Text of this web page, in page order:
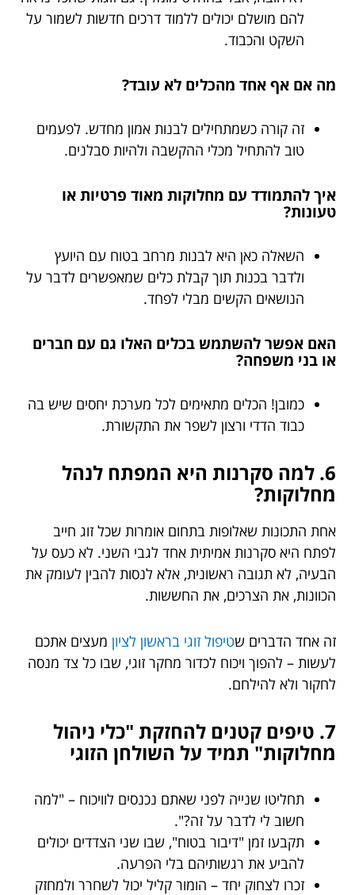
להם מושלם יכולים ללמוד דרכים חדשות לשמור על
השקט והכבוד.
מה אם אף אחד מהכלים לא עובד?
זה קורה כשמתחילים לבנות אמון מחדש. לפעמים
טוב להתחיל מכלי ההקשבה ולהיות סבלנים.
איך להתמודד עם מחלוקות מאוד פרטיות או
טעונות?
השאלה כאן היא לבנות מרחב בטוח עם היועץ
ולדבר בכנות תוך קבלת כלים שמאפשרים לדבר על
הנושאים הקשים מבלי לפחד.
האם אפשר להשתמש בכלים האלו גם עם חברים
או בני משפחה?
כמובן! הכלים מתאימים לכל מערכת יחסים שיש בה
כבוד הדדי ורצון לשפר את התקשורת.
6. למה סקרנות היא המפתח לנהל
מחלוקות?
אחת התכונות שאלופות בתחום אומרות שכל זוג חייב
לפתח היא סקרנות אמיתית אחד לגבי השני. לא כעס על
הבעיה, לא תגובה ראשונית, אלא לנסות להבין לעומק את
הכוונות, את הצרכים, את החששות.
זה אחד הדברים שטיפול זוגי בראשון לציון מעצים אתכם
לעשות – להפוך ויכוח לכדור מחקר זוגי, שבו כל צד מנסה
לחקור ולא להילחם.
7. טיפים קטנים להחזקת "כלי ניהול
מחלוקות" תמיד על השולחן הזוגי
תחליטו שנייה לפני שאתם נכנסים לוויכוח – "למה
חשוב לי לדבר על זה?".
תקבעו זמן "דיבור בטוח", שבו שני הצדדים יכולים
להביע את רגשותיהם בלי הפרעה.
זכרו לצחוק יחד – הומור קליל יכול לשחרר ולמחזק